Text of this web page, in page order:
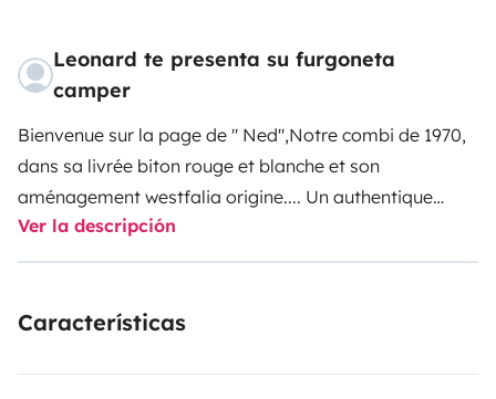
Leonard te presenta su furgoneta
camper
Bienvenue sur la page de '' Ned'',Notre combi de 1970,
dans sa livrée biton rouge et blanche et son
aménagement westfalia origine.... Un authentique
baywindow de 1ère série, vous invite à parcourir la
région à son bord, avec tout un tas de propositions
retrouver sur notre page fb Cruis'inn Combi sur laquelle
Ver la descripción
Características